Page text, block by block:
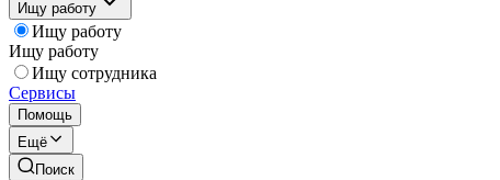
Ищу работу
Ищу работу
Ищу работу
Ищу сотрудника
Сервисы
Помощь
Ещё
Поиск